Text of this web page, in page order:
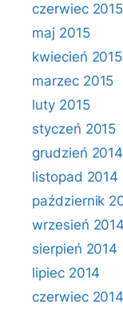
czerwiec 2015
maj 2015
kwiecień 2015
marzec 2015
luty 2015
styczeń 2015
grudzień 2014
listopad 2014
październik
wrzesień 2014
sierpień 2014
lipiec 2014
czerwiec 2014